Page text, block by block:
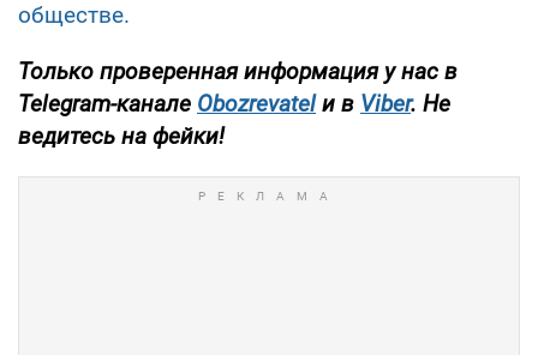
обществе.
Только проверенная информация у нас в
Telegram-канале Obozrevatel и в Viber. Не
ведитесь на фейки!